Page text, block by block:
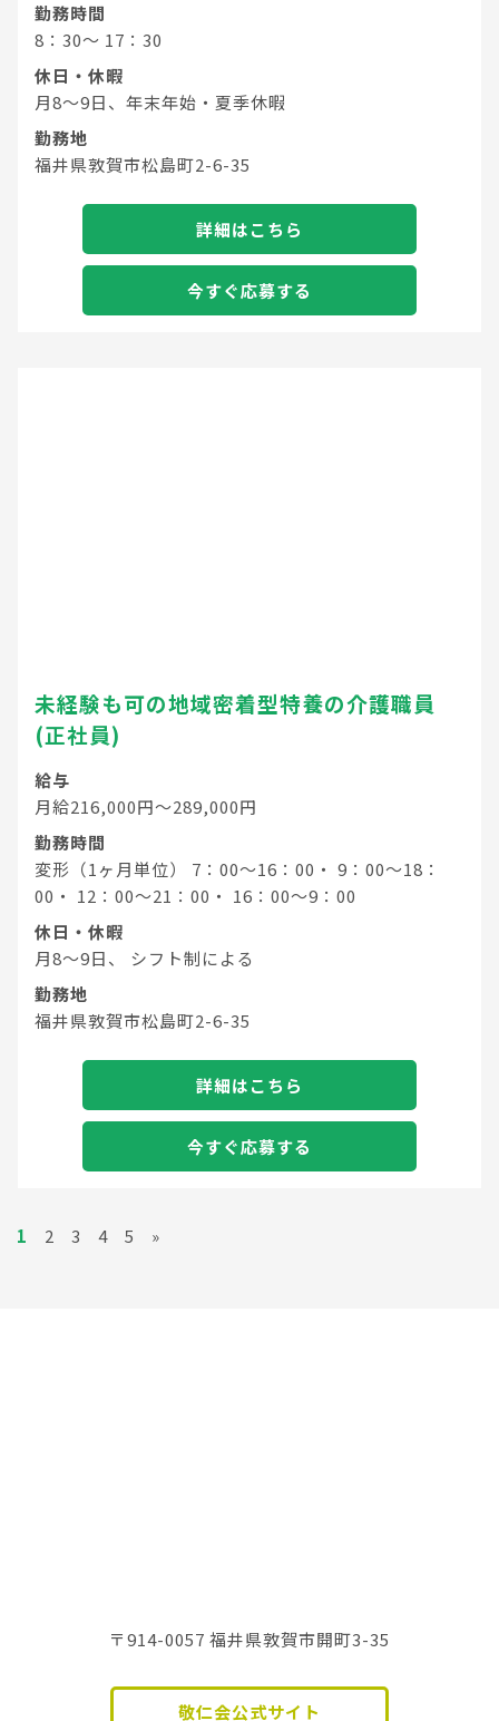
勤務時間
8：30～ 17：30
休日・休暇
月8～9日、年末年始・夏季休暇
勤務地
福井県敦賀市松島町2-6-35
詳細はこちら
今すぐ応募する
未経験も可の地域密着型特養の介護職員
(正社員)
給与
月給216,000円～289,000円
勤務時間
変形（1ヶ月単位） 7：00～16：00・ 9：00～18：
00・ 12：00～21：00・ 16：00～9：00
休日・休暇
月8～9日、 シフト制による
勤務地
福井県敦賀市松島町2-6-35
詳細はこちら
今すぐ応募する
1 2 3 4 5 »
〒914-0057 福井県敦賀市開町3-35
敬仁会公式サイト